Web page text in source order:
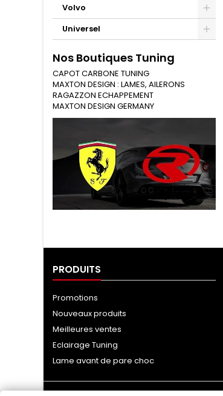
Volvo
Universel
Nos Boutiques Tuning
CAPOT CARBONE TUNING
MAXTON DESIGN : LAMES, AILERONS
RAGAZZON ECHAPPEMENT
MAXTON DESIGN GERMANY
PRODUITS
Promotions
Nouveaux produits
Meilleures ventes
Eclairage Tuning
Lame avant de pare choc